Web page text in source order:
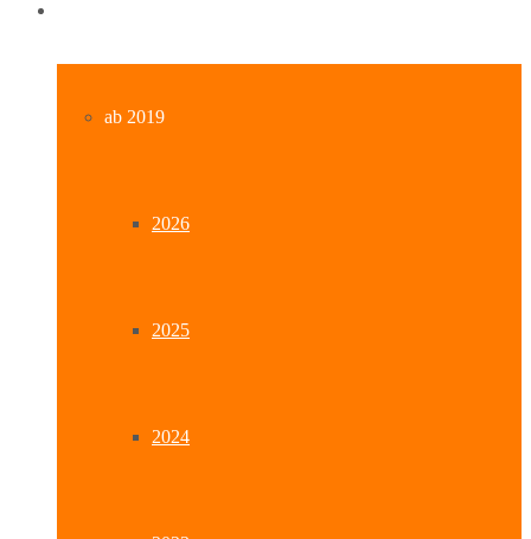
ab 2019
2026
2025
2024